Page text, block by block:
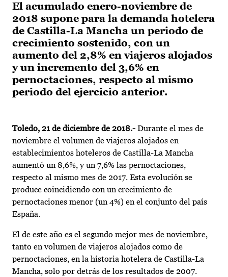
El acumulado enero-noviembre de
2018 supone para la demanda hotelera
de Castilla-La Mancha un periodo de
crecimiento sostenido, con un
aumento del 2,8% en viajeros alojados
y un incremento del 3,6% en
pernoctaciones, respecto al mismo
periodo del ejercicio anterior.
Toledo, 21 de diciembre de 2018.- Durante el mes de
noviembre el volumen de viajeros alojados en
establecimientos hoteleros de Castilla-La Mancha
aumentó un 8,6%, y un 7,6% las pernoctaciones,
respecto al mismo mes de 2017. Esta evolución se
produce coincidiendo con un crecimiento de
pernoctaciones menor (un 4%) en el conjunto del país
España.
El de este año es el segundo mejor mes de noviembre,
tanto en volumen de viajeros alojados como de
pernoctaciones, en la historia hotelera de Castilla-La
Mancha, solo por detrás de los resultados de 2007.